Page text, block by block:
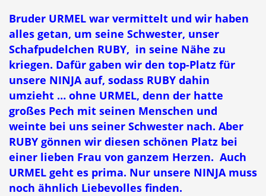
Bruder URMEL war vermittelt und wir haben
alles getan, um seine Schwester, unser
Schafpudelchen RUBY, in seine Nähe zu
kriegen. Dafür gaben wir den top-Platz für
unsere NINJA auf, sodass RUBY dahin
umzieht … ohne URMEL, denn der hatte
großes Pech mit seinen Menschen und
weinte bei uns seiner Schwester nach. Aber
RUBY gönnen wir diesen schönen Platz bei
einer lieben Frau von ganzem Herzen. Auch
URMEL geht es prima. Nur unsere NINJA muss
noch ähnlich Liebevolles finden.